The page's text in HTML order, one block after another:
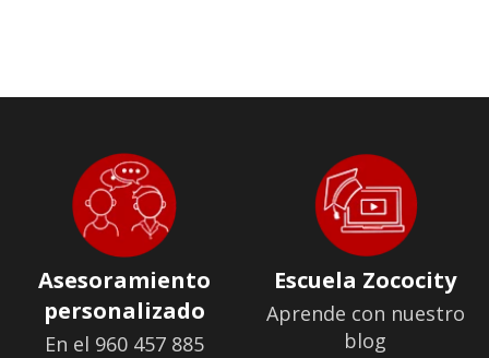
Asesoramiento
personalizado
En el 960 457 885
Escuela Zococity
Aprende con nuestro
blog